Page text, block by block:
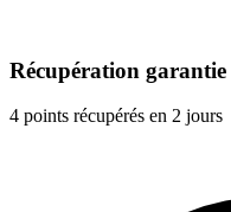
Récupération garantie
4 points récupérés en 2 jours